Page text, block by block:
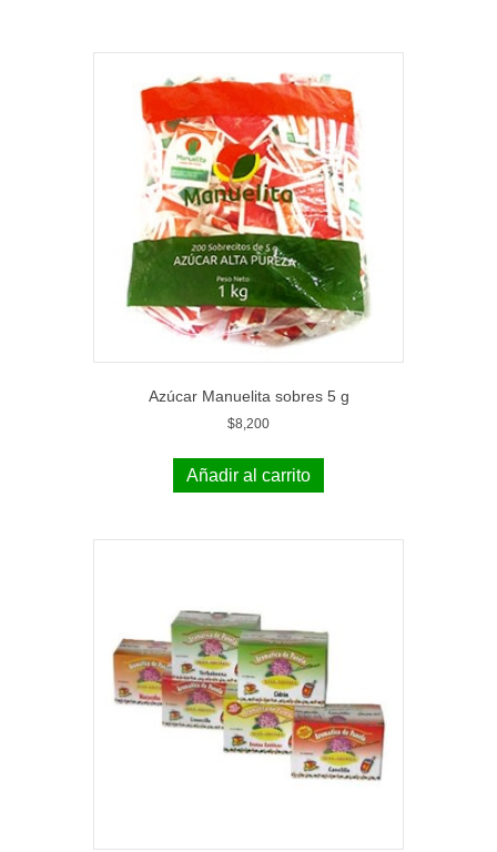
Azúcar Manuelita sobres 5 g
$8,200
Añadir al carrito